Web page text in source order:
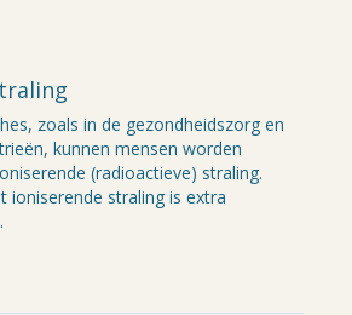
zoals in de gezondheidszorg en
kunnen mensen worden
(radioactieve) straling.
ioniserende straling is extra